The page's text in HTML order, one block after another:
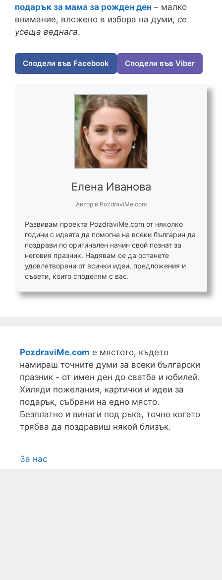
подарък за мама за рожден ден – малко
внимание, вложено в избора на думи, се
усеща веднага.
Сподели във Facebook Сподели във Viber
Елена Иванова
Автор в PozdraviMe.com
Развивам проекта PozdraviMe.com от няколко
години с идеята да помогна на всеки българин да
поздрави по оригинален начин свой познат за
неговия празник. Надявам се да останете
удовлетворени от всички идеи, предложения и
съвети, които споделям с вас.
PozdraviMe.com е мястото, където
намираш точните думи за всеки български
празник - от имен ден до сватба и юбилей.
Хиляди пожелания, картички и идеи за
подарък, събрани на едно място.
Безплатно и винаги под ръка, точно когато
трябва да поздравиш някой близък.
За нас